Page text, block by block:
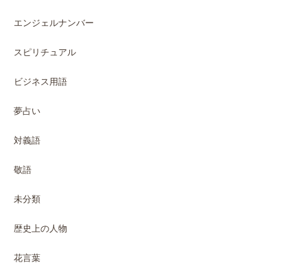
エンジェルナンバー
スピリチュアル
ビジネス用語
夢占い
対義語
敬語
未分類
歴史上の人物
花言葉